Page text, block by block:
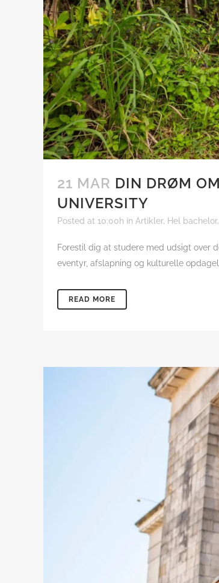
21 MAR DIN DRØM
UNIVERSITY
Posted at 10:00h in Artikler, Hel bachelor,
Forestil dig at studere med udsigt over
eventyr, afslapning og kulturelle
READ MORE